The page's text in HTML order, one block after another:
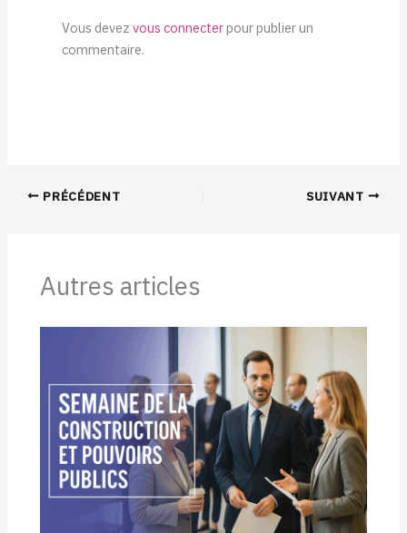
Vous devezvous connecterpour publier un
commentaire.
PRÉCÉDENT SUIVANT
Autres articles